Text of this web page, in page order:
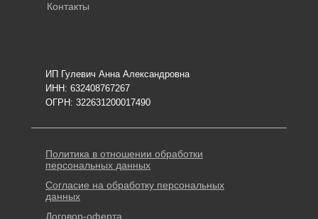
Договор-оферта
Согласие на обработку персональных
данных
Политика в отношении обработки
персональных данных
ИП Гулевич Анна Александровна
ИНН: 632408767267
ОГРН: 322631200017490
Контакты